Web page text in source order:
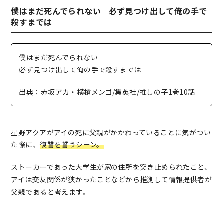
僕はまだ死んでられない 必ず見つけ出して俺の手で
殺すまでは
僕はまだ死んでられない
必ず見つけ出して俺の手で殺すまでは
出典：赤坂アカ・横槍メンゴ/集英社/推しの子1巻10話
星野アクアがアイの死に父親がかかわっていることに気がつい
た際に、復讐を誓うシーン。
ストーカーであった大学生が家の住所を突き止められたこと、
アイは交友関係が狭かったことなどから推測して情報提供者が
父親であると考えます。